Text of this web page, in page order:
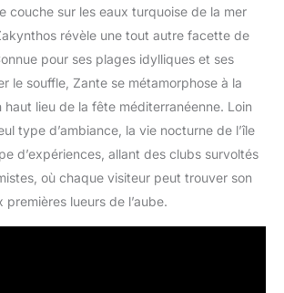
couche sur les eaux turquoise de la mer
révèle une tout autre facette de
pour ses plages idylliques et ses
le souffle, Zante se métamorphose à la
haut lieu de la fête méditerranéenne. Loin
type d’ambiance, la vie nocturne de l’île
d’expériences, allant des clubs survoltés
où chaque visiteur peut trouver son
premières lueurs de l’aube.